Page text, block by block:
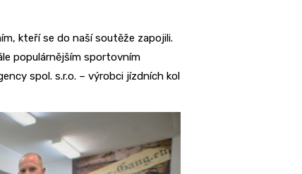
kteří se do naší soutěže zapojili.
populárnějším sportovním
spol. s.r.o. – výrobci jízdních kol